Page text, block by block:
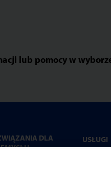
lub pomocy w
DLA
USŁUGI